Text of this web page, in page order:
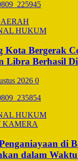
HUKUM
Kota Bergerak
Libra Berhasil
2026 0
HUKUM
KAMERA
di
dalam